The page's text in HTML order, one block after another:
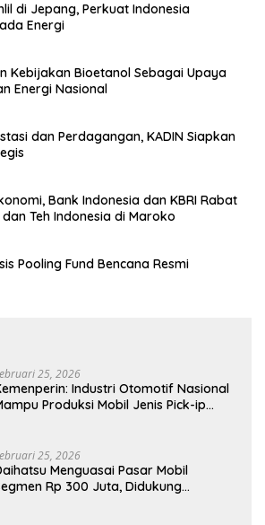
di Jepang, Perkuat Indonesia
Energi
Kebijakan Bioetanol Sebagai Upaya
Energi Nasional
dan Perdagangan, KADIN Siapkan
Bank Indonesia dan KBRI Rabat
Teh Indonesia di Maroko
Pooling Fund Bencana Resmi
25, 2026
Industri Otomotif Nasional
Produksi Mobil Jenis Pick-ip
25, 2026
Menguasai Pasar Mobil
Rp 300 Juta, Didukung